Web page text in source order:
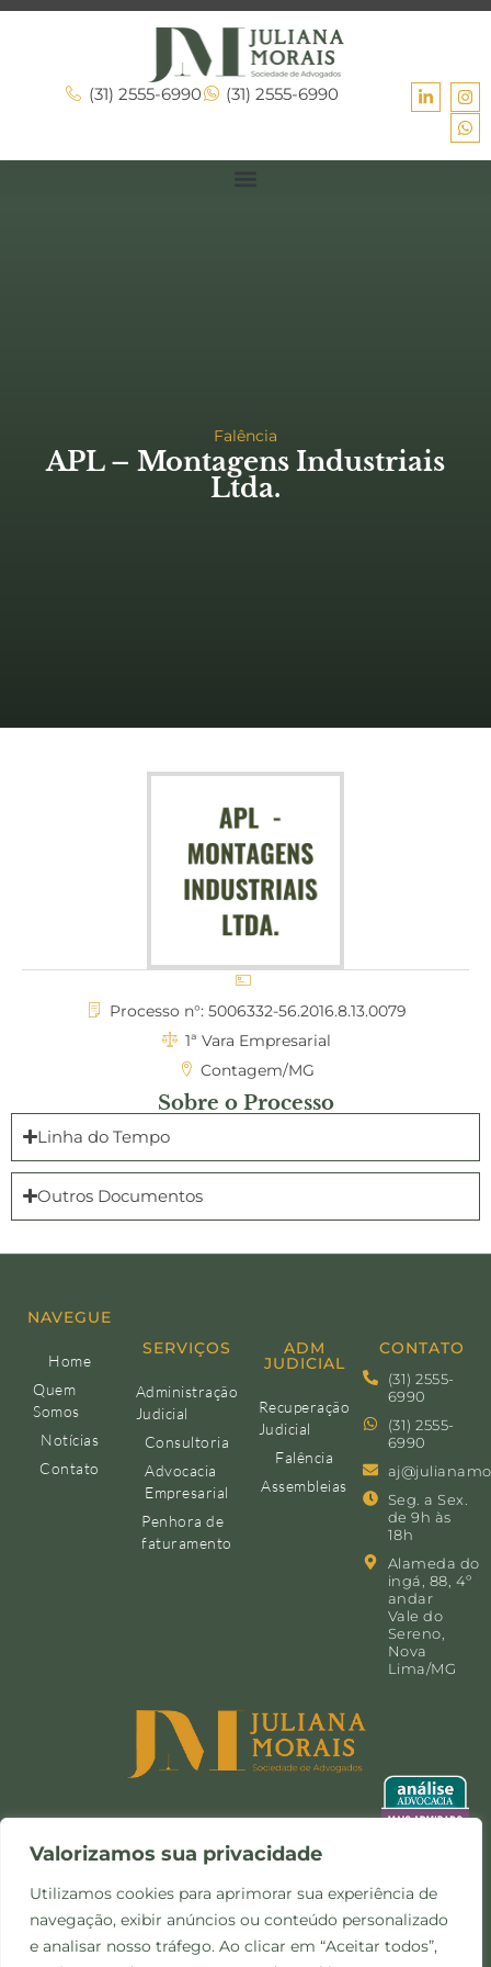
Valorizamos sua privacidade
Utilizamos cookies para aprimorar sua experiência de
navegação, exibir anúncios ou conteúdo personalizado
e analisar nosso tráfego. Ao clicar em “Aceitar todos”,
(31) 2555-6990 (31) 2555-6990
Falência
APL – Montagens Industriais
Ltda.
Processo n°: 5006332-56.2016.8.13.0079
1ª Vara Empresarial
Contagem/MG
Sobre o Processo
Linha do Tempo
Outros Documentos
NAVEGUE
Home
Quem
Somos
Notícias
Contato
SERVIÇOS
Administração
Judicial
Consultoria
Advocacia
Empresarial
Penhora de
faturamento
ADM
JUDICIAL
Recuperação
Judicial
Falência
Assembleias
CONTATO
(31) 2555-
6990
(31) 2555-
6990
Seg. a Sex.
de 9h às
18h
Alameda do
ingá, 88, 4º
andar
Vale do
Sereno,
Nova
Lima/MG
Política de
Privacidade e Cookies
©Copyright 2024 -
Todos os direitos
reservados.
Site desenvolvido pela
Otimize Comunicação